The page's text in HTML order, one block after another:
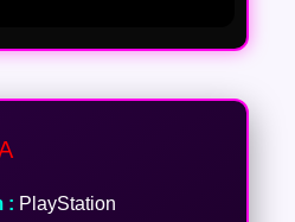
: PlayStation